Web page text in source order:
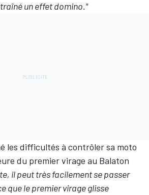
un effet domino."
les difficultés à contrôler sa moto
du premier virage au Balaton
il peut très facilement se passer
que le premier virage glisse